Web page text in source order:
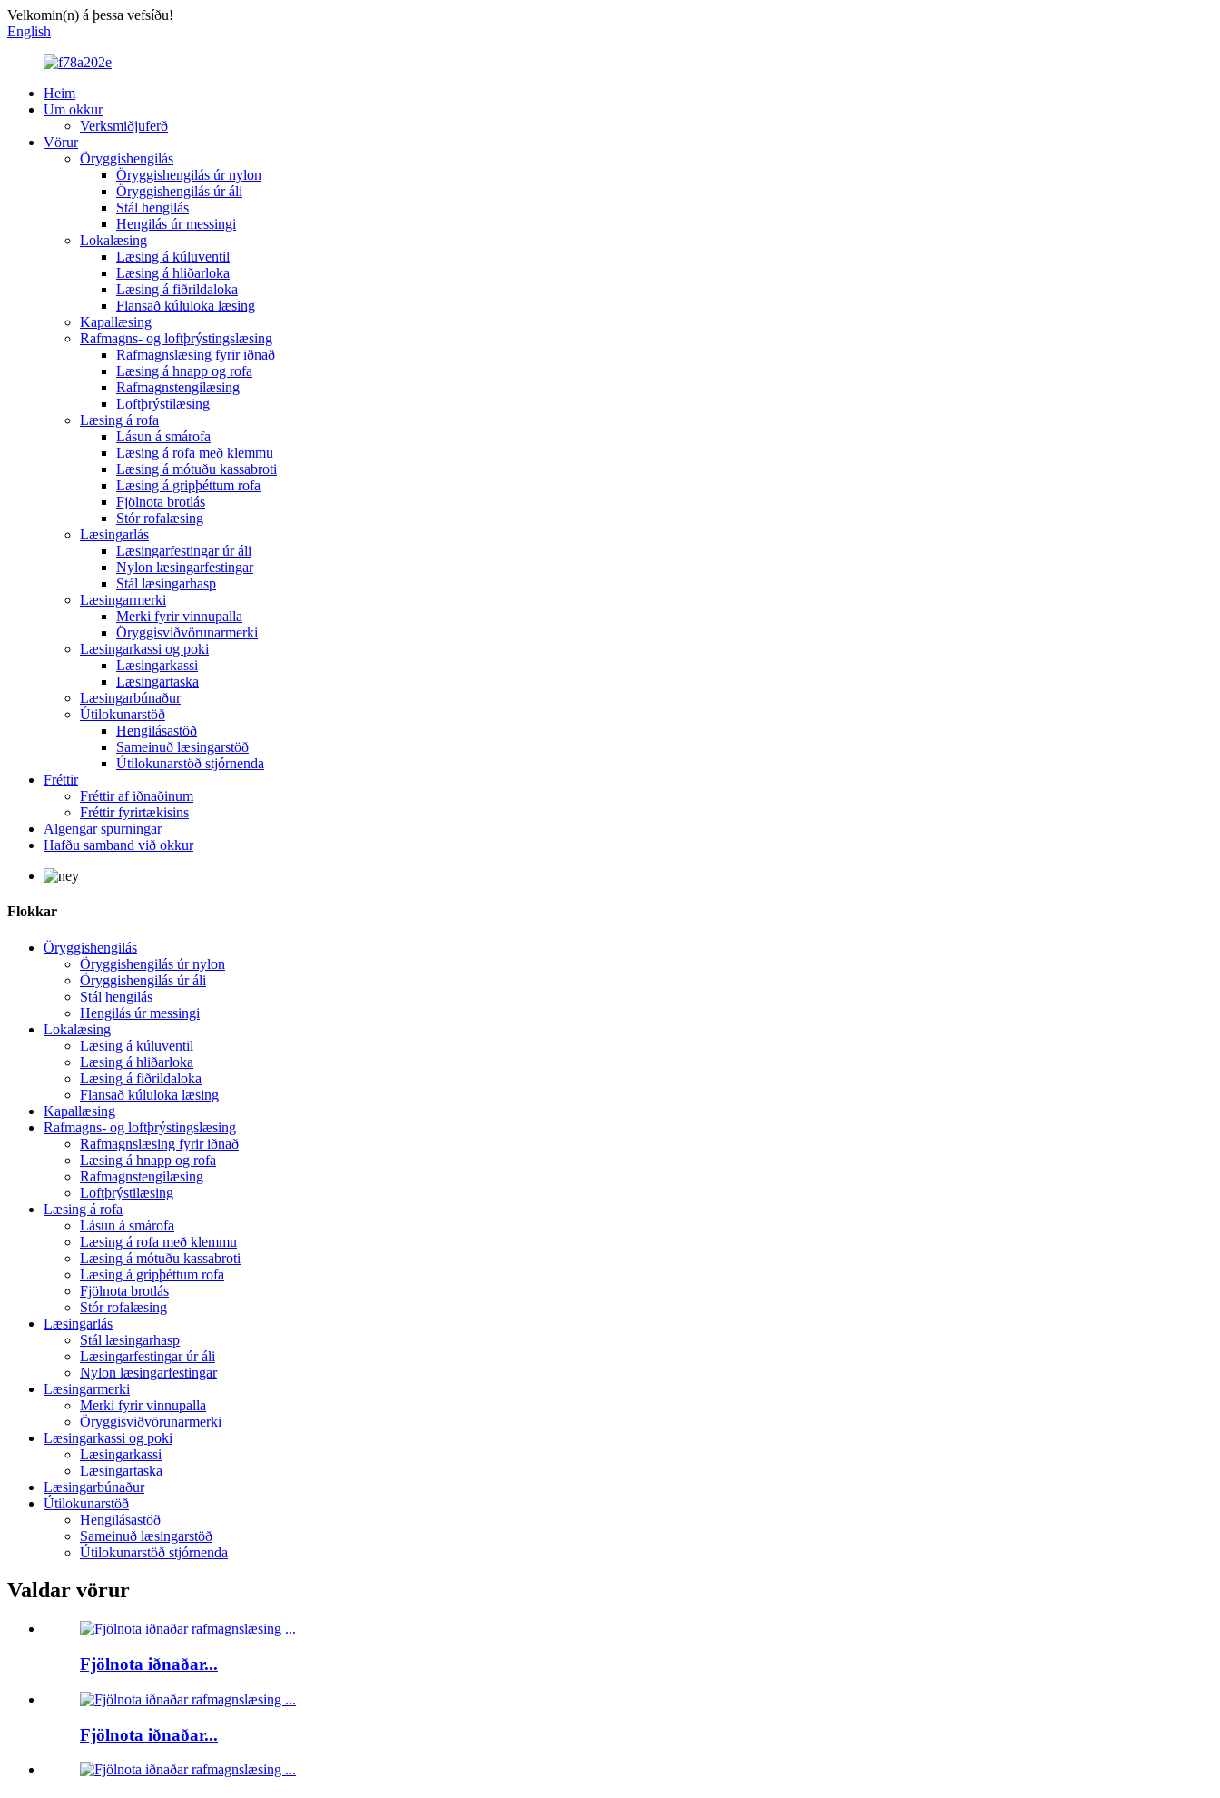
Velkomin(n) á þessa vefsíðu!
English
Heim
Um okkur
Verksmiðjuferð
Vörur
Öryggishengilás
Öryggishengilás úr nylon
Öryggishengilás úr áli
Stál hengilás
Hengilás úr messingi
Lokalæsing
Læsing á kúluventil
Læsing á hliðarloka
Læsing á fiðrildaloka
Flansað kúluloka læsing
Kapallæsing
Rafmagns- og loftþrýstingslæsing
Rafmagnslæsing fyrir iðnað
Læsing á hnapp og rofa
Rafmagnstengilæsing
Loftþrýstilæsing
Læsing á rofa
Lásun á smárofa
Læsing á rofa með klemmu
Læsing á mótuðu kassabroti
Læsing á gripþéttum rofa
Fjölnota brotlás
Stór rofalæsing
Læsingarlás
Læsingarfestingar úr áli
Nylon læsingarfestingar
Stál læsingarhasp
Læsingarmerki
Merki fyrir vinnupalla
Öryggisviðvörunarmerki
Læsingarkassi og poki
Læsingarkassi
Læsingartaska
Læsingarbúnaður
Útilokunarstöð
Hengilásastöð
Sameinuð læsingarstöð
Útilokunarstöð stjórnenda
Fréttir
Fréttir af iðnaðinum
Fréttir fyrirtækisins
Algengar spurningar
Hafðu samband við okkur
Flokkar
Öryggishengilás
Öryggishengilás úr nylon
Öryggishengilás úr áli
Stál hengilás
Hengilás úr messingi
Lokalæsing
Læsing á kúluventil
Læsing á hliðarloka
Læsing á fiðrildaloka
Flansað kúluloka læsing
Kapallæsing
Rafmagns- og loftþrýstingslæsing
Rafmagnslæsing fyrir iðnað
Læsing á hnapp og rofa
Rafmagnstengilæsing
Loftþrýstilæsing
Læsing á rofa
Lásun á smárofa
Læsing á rofa með klemmu
Læsing á mótuðu kassabroti
Læsing á gripþéttum rofa
Fjölnota brotlás
Stór rofalæsing
Læsingarlás
Stál læsingarhasp
Læsingarfestingar úr áli
Nylon læsingarfestingar
Læsingarmerki
Merki fyrir vinnupalla
Öryggisviðvörunarmerki
Læsingarkassi og poki
Læsingarkassi
Læsingartaska
Læsingarbúnaður
Útilokunarstöð
Hengilásastöð
Sameinuð læsingarstöð
Útilokunarstöð stjórnenda
Valdar vörur
Fjölnota iðnaðar...
Fjölnota iðnaðar...